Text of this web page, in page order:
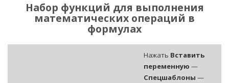
Набор функций для выполнения
математических операций в
формулах
Нажать Вставить
переменную —
Спецшаблоны —